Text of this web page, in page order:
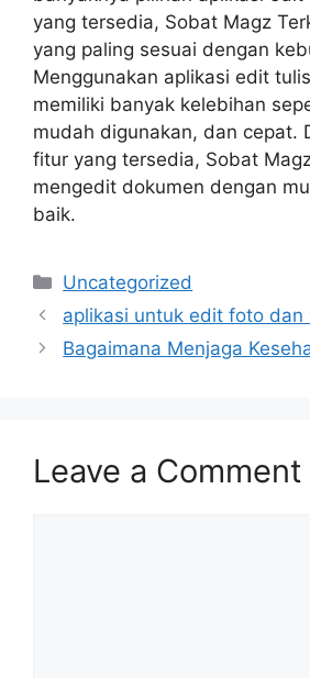
yang tersedia, Sobat Magz
yang paling sesuai dengan
Menggunakan aplikasi edit
memiliki banyak kelebihan
mudah digunakan, dan cepat.
fitur yang tersedia, Sobat
mengedit dokumen dengan
baik.
Categories
Uncategorized
aplikasi untuk edit foto dan
Bagaimana Menjaga
Leave a Comment